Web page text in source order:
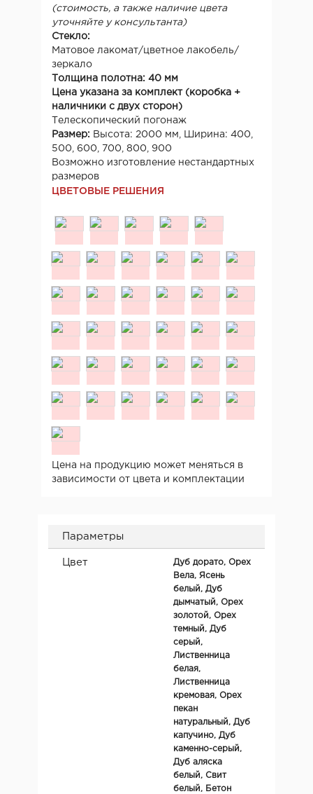
(стоимость, а также наличие цвета
уточняйте у консультанта)
Стекло:
Матовое лакомат/цветное лакобель/
зеркало
Толщина полотна: 40 мм
Цена указана за комплект (коробка +
наличники с двух сторон)
Телескопический погонаж
Размер: Высота: 2000 мм, Ширина: 400,
500, 600, 700, 800, 900
Возможно изготовление нестандартных
размеров
ЦВЕТОВЫЕ РЕШЕНИЯ
Цена на продукцию может меняться в
зависимости от цвета и комплектации
Параметры
Цвет
Дуб дорато, Орех
Вела, Ясень
белый, Дуб
дымчатый, Орех
золотой, Орех
темный, Дуб
серый,
Лиственница
белая,
Лиственница
кремовая, Орех
пекан
натуральный, Дуб
капучино, Дуб
каменно-серый,
Дуб аляска
белый, Свит
белый, Бетон